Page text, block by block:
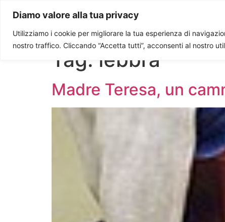
Diamo valore alla tua privacy
Utilizziamo i cookie per migliorare la tua esperienza di
nostro traffico. Cliccando “Accetta tutti”, acconsenti al nostro
Paolo Ondarza
Tag: lebbra
Madre Teresa, un